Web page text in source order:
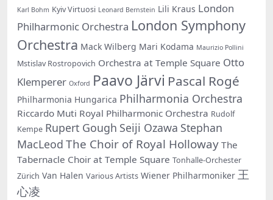
Karl Bohm Kyiv Virtuosi Leonard Bernstein Lili Kraus London
Philharmonic Orchestra London Symphony
Orchestra Mack Wilberg Mari Kodama Maurizio Pollini
Mstislav Rostropovich Orchestra at Temple Square Otto
Klemperer Oxford Paavo Järvi Pascal Rogé
Philharmonia Hungarica Philharmonia Orchestra
Riccardo Muti Royal Philharmonic Orchestra Rudolf
Kempe Rupert Gough Seiji Ozawa Stephan
MacLeod The Choir of Royal Holloway The
Tabernacle Choir at Temple Square Tonhalle-Orchester
Zürich Van Halen Various Artists Wiener Philharmoniker 王
心凌